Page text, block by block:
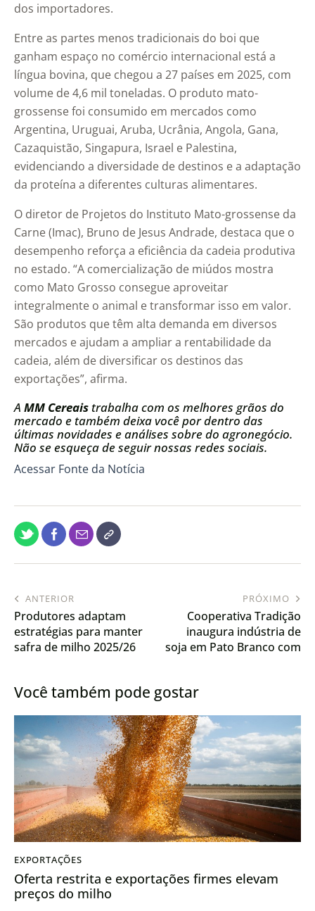
dos importadores.
Entre as partes menos tradicionais do boi que
ganham espaço no comércio internacional está a
língua bovina, que chegou a 27 países em 2025, com
volume de 4,6 mil toneladas. O produto mato-
grossense foi consumido em mercados como
Argentina, Uruguai, Aruba, Ucrânia, Angola, Gana,
Cazaquistão, Singapura, Israel e Palestina,
evidenciando a diversidade de destinos e a adaptação
da proteína a diferentes culturas alimentares.
O diretor de Projetos do Instituto Mato-grossense da
Carne (Imac), Bruno de Jesus Andrade, destaca que o
desempenho reforça a eficiência da cadeia produtiva
no estado. “A comercialização de miúdos mostra
como Mato Grosso consegue aproveitar
integralmente o animal e transformar isso em valor.
São produtos que têm alta demanda em diversos
mercados e ajudam a ampliar a rentabilidade da
cadeia, além de diversificar os destinos das
exportações”, afirma.
A MM Cereais trabalha com os melhores grãos do
mercado e também deixa você por dentro das
últimas novidades e análises sobre do agronegócio.
Não se esqueça de seguir nossas redes sociais.
Acessar Fonte da Notícia
ANTERIOR
Produtores adaptam
estratégias para manter
safra de milho 2025/26
PRÓXIMO
Cooperativa Tradição
inaugura indústria de
soja em Pato Branco com
Você também pode gostar
EXPORTAÇÕES
Oferta restrita e exportações firmes elevam
preços do milho